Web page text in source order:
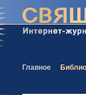
Главное